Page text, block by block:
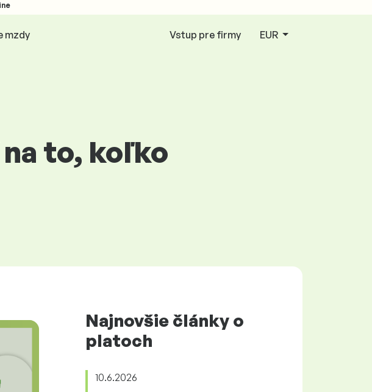
mzdy Vstup pre firmy EUR
to, koľko
Najnovšie články o
platoch
10.6.2026